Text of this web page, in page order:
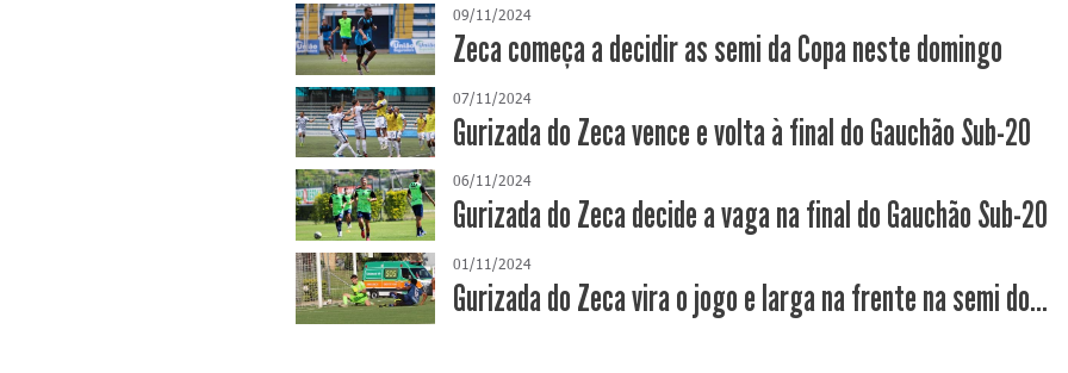
09/11/2024
Zeca começa a decidir as semi da Copa neste domingo
07/11/2024
Gurizada do Zeca vence e volta à final do Gauchão Sub-20
06/11/2024
Gurizada do Zeca decide a vaga na final do Gauchão Sub-20
01/11/2024
Gurizada do Zeca vira o jogo e larga na frente na semi do...